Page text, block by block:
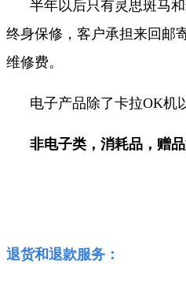
半年以后只有灵思斑马和
终身保修，客户承担来回邮
维修费。
电子产品除了卡拉OK机
非电子类，消耗品，赠
退货和退款服务：